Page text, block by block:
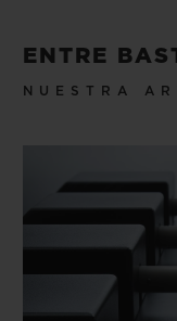
ENTRE
NUESTRA